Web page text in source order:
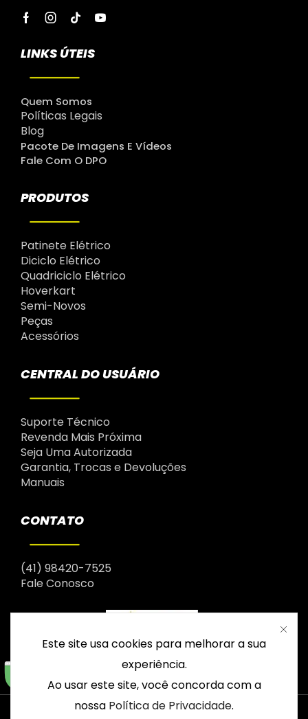
LINKS ÚTEIS
Quem Somos
Políticas Legais
Blog
Pacote De Imagens E Vídeos
Fale Com O DPO
PRODUTOS
Patinete Elétrico
Diciclo Elétrico
Quadriciclo Elétrico
Hoverkart
Semi-Novos
Peças
Acessórios
CENTRAL DO USUÁRIO
Suporte Técnico
Revenda Mais Próxima
Seja Uma Autorizada
Garantia, Trocas e Devoluções
Manuais
CONTATO
(41) 98420-7525
Fale Conosco
© 2003 – 2026 Drop | Todos os direitos reservados |
Este site usa cookies para melhorar a sua
experiência.
Ao usar este site, você concorda com a
nossa Política de Privacidade.